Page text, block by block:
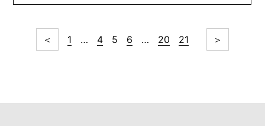
＜ 1 … 4 5 6 … 20 21 ＞